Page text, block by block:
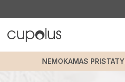
NEMOKAMAS